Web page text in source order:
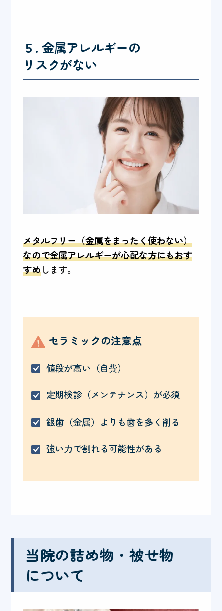
５. 金属アレルギーの
リスクがない
メタルフリー（金属をまったく使わない）
なので金属アレルギーが心配な方にもおす
すめします。
セラミックの注意点
値段が高い（自費）
定期検診（メンテナンス）が必須
銀歯（金属）よりも歯を多く削る
強い力で割れる可能性がある
当院の詰め物・被せ物
について